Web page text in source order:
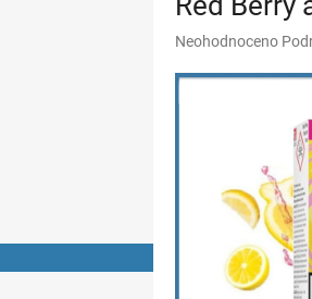
Průměrné
produktu
je
hvězdiček.
Neohodnoceno